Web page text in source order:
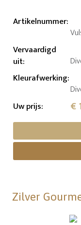
Artikelnummer:
Vervaardigd
uit:
Kleurafwerking:
Uw prijs: €
Zilver